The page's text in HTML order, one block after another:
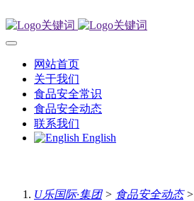
网站首页
关于我们
食品安全常识
食品安全动态
联系我们
English
U乐国际·集团> 食品安全动态>